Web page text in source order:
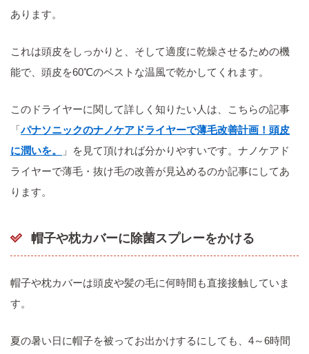
あります。
これは頭皮をしっかりと、そして適度に乾燥させるための機
能で、頭皮を60℃のベストな温風で乾かしてくれます。
このドライヤーに関して詳しく知りたい人は、こちらの記事
「パナソニックのナノケアドライヤーで薄毛改善計画！頭皮
に潤いを。
」を見て頂ければ分かりやすいです。ナノケアド
ライヤーで薄毛・抜け毛の改善が見込めるのか記事にしてあ
ります。
帽子や枕カバーに除菌スプレーをかける
帽子や枕カバーは頭皮や髪の毛に何時間も直接接触していま
す。
夏の暑い日に帽子を被ってお出かけするにしても、4～6時間